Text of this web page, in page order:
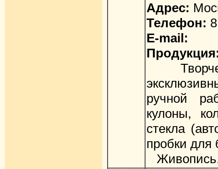
Адрес:
Телефон:
E-mail:
ручной
кулоны,
стекла
пробки для